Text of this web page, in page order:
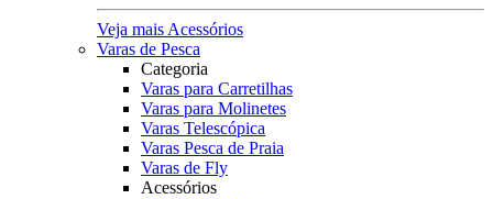
Veja mais Acessórios
Varas de Pesca
Categoria
Varas para Carretilhas
Varas para Molinetes
Varas Telescópica
Varas Pesca de Praia
Varas de Fly
Acessórios